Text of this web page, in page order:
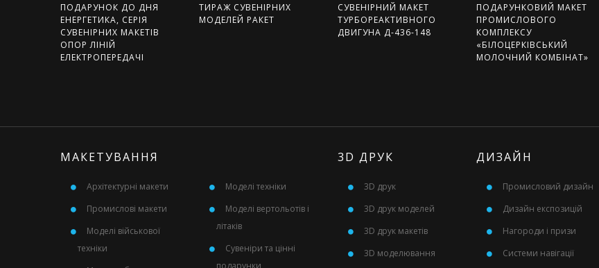
ПОДАРУНОК ДО ДНЯ
ЕНЕРГЕТИКА, СЕРІЯ
СУВЕНІРНИХ МАКЕТІВ
ОПОР ЛІНІЙ
ЕЛЕКТРОПЕРЕДАЧІ
ТИРАЖ СУВЕНІРНИХ
МОДЕЛЕЙ РАКЕТ
СУВЕНІРНИЙ МАКЕТ
ТУРБОРЕАКТИВНОГО
ДВИГУНА Д-436-148
ПОДАРУНКОВИЙ МАКЕТ
ПРОМИСЛОВОГО
КОМПЛЕКСУ
«БІЛОЦЕРКІВСЬКИЙ
МОЛОЧНИЙ КОМБІНАТ»
МАКЕТУВАННЯ
Архітектурні макети
Промислові макети
Моделі військової
техніки
Моделі техніки
Моделі вертольотів і
літаків
Сувеніри та цінні
3D ДРУК
3D друк
3D друк моделей
3D друк макетів
3D моделювання
ДИЗАЙН
Промисловий дизайн
Дизайн експозицій
Нагороди і призи
Системи навігації